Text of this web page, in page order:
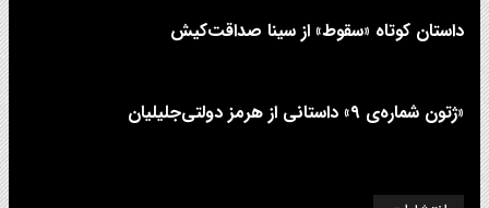
داستان کوتاه «سقوط» از سینا صداقت‌کیش
«ژتون شماره‌ی ۹» داستانی از هرمز دولتی‌جلیلیان